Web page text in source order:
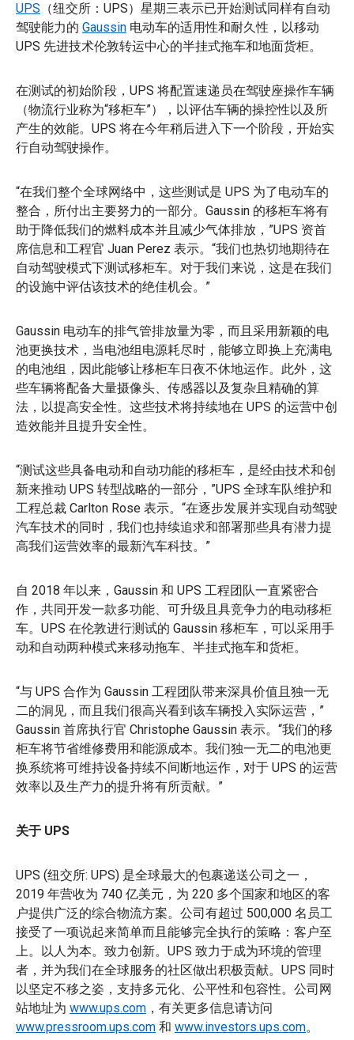
UPS （纽交所：UPS）星期三表示已开始测试同样有自动
驾驶能力的 Gaussin 电动车的适用性和耐久性，以移动
UPS 先进技术伦敦转运中心的半挂式拖车和地面货柜。
在测试的初始阶段，UPS 将配置速递员在驾驶座操作车辆
（物流行业称为“移柜车”），以评估车辆的操控性以及所
产生的效能。UPS 将在今年稍后进入下一个阶段，开始实
行自动驾驶操作。
“在我们整个全球网络中，这些测试是 UPS 为了电动车的
整合，所付出主要努力的一部分。Gaussin 的移柜车将有
助于降低我们的燃料成本并且减少气体排放，”UPS 资首
席信息和工程官 Juan Perez 表示。“我们也热切地期待在
自动驾驶模式下测试移柜车。对于我们来说，这是在我们
的设施中评估该技术的绝佳机会。”
Gaussin 电动车的排气管排放量为零，而且采用新颖的电
池更换技术，当电池组电源耗尽时，能够立即换上充满电
的电池组，因此能够让移柜车日夜不休地运作。此外，这
些车辆将配备大量摄像头、传感器以及复杂且精确的算
法，以提高安全性。这些技术将持续地在 UPS 的运营中创
造效能并且提升安全性。
“测试这些具备电动和自动功能的移柜车，是经由技术和创
新来推动 UPS 转型战略的一部分，”UPS 全球车队维护和
工程总裁 Carlton Rose 表示。“在逐步发展并实现自动驾驶
汽车技术的同时，我们也持续追求和部署那些具有潜力提
高我们运营效率的最新汽车科技。”
自 2018 年以来，Gaussin 和 UPS 工程团队一直紧密合
作，共同开发一款多功能、可升级且具竞争力的电动移柜
车。UPS 在伦敦进行测试的 Gaussin 移柜车，可以采用手
动和自动两种模式来移动拖车、半挂式拖车和货柜。
“与 UPS 合作为 Gaussin 工程团队带来深具价值且独一无
二的洞见，而且我们很高兴看到该车辆投入实际运营，”
Gaussin 首席执行官 Christophe Gaussin 表示。“我们的移
柜车将节省维修费用和能源成本。我们独一无二的电池更
换系统将可维持设备持续不间断地运作，对于 UPS 的运营
效率以及生产力的提升将有所贡献。”
关于 UPS
UPS (纽交所: UPS) 是全球最大的包裹递送公司之一，
2019 年营收为 740 亿美元，为 220 多个国家和地区的客
户提供广泛的综合物流方案。公司有超过 500,000 名员工
接受了一项说起来简单而且能够完全执行的策略：客户至
上。以人为本。致力创新。UPS 致力于成为环境的管理
者，并为我们在全球服务的社区做出积极贡献。UPS 同时
以坚定不移之姿，支持多元化、公平性和包容性。公司网
站地址为 www.ups.com ，有关更多信息请访问
www.pressroom.ups.com 和 www.investors.ups.com。